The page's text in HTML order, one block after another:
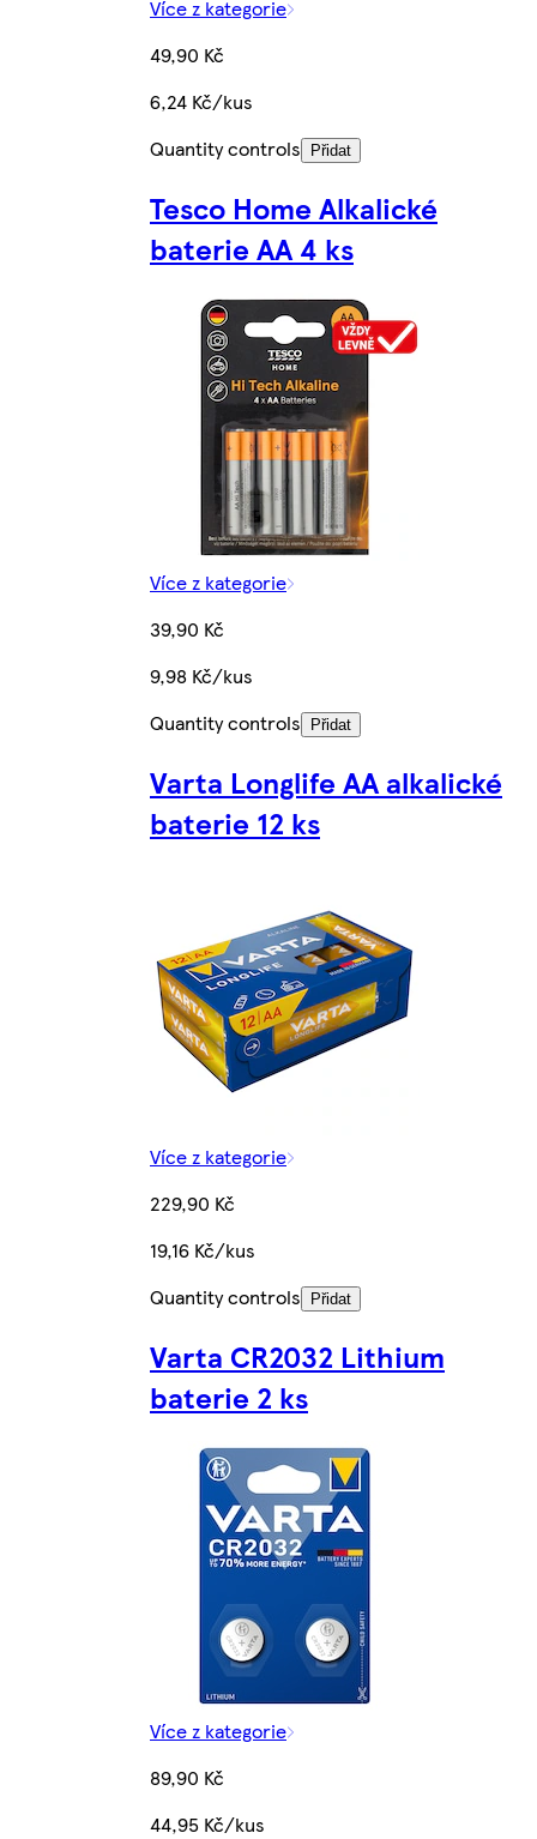
Více z kategorie
49,90 Kč
6,24 Kč/kus
Quantity controls
Přidat
Tesco Home Alkalické
baterie AA 4 ks
Více z kategorie
39,90 Kč
9,98 Kč/kus
Quantity controls
Přidat
Varta Longlife AA alkalické
baterie 12 ks
Více z kategorie
229,90 Kč
19,16 Kč/kus
Quantity controls
Přidat
Varta CR2032 Lithium
baterie 2 ks
Více z kategorie
89,90 Kč
44,95 Kč/kus